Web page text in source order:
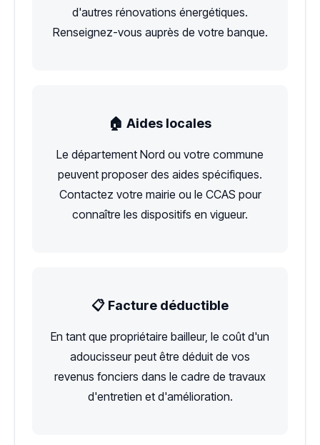
d'autres rénovations énergétiques.
Renseignez-vous auprès de votre banque.
🏠 Aides locales
Le département Nord ou votre commune
peuvent proposer des aides spécifiques.
Contactez votre mairie ou le CCAS pour
connaître les dispositifs en vigueur.
📋 Facture déductible
En tant que propriétaire bailleur, le coût d'un
adoucisseur peut être déduit de vos
revenus fonciers dans le cadre de travaux
d'entretien et d'amélioration.